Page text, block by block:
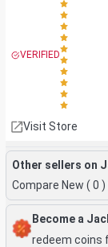
VERIFIED
Visit Store
Other sellers on
Compare New ( 0
Become a
redeem coins